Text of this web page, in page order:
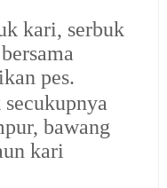
kari, serbuk
pes.
bawang
kari